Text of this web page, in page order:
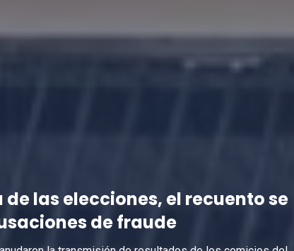
las elecciones, el recuento se
de fraude